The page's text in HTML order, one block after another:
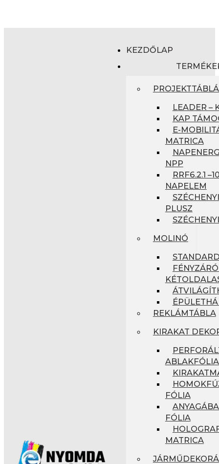
KEZDŐLAP
LEADER –
KAP
E-
MATRICA
NPP
RRF6.2.1
NAPELEM
PLUSZ
MOLINÓ
REKLÁMTÁBLA
KIRAKAT
ABLAKFÓLIA
FÓLIA
FÓLIA
MATRICA